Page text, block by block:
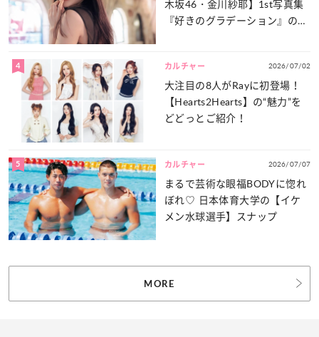
木坂46・金川紗耶】1st写真集
『好きのグラデーション』の魅
4 カルチャー 2026/07/02
大注目の8人がRayに初登場！
【Hearts2Hearts】の“魅力”を
どどっとご紹介！
5 カルチャー 2026/07/07
まるで芸術な眼福BODYに惚れ
ぼれ♡ 日本体育大学の【イケ
メン水球選手】スナップ
MORE